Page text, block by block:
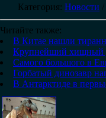
Категория: Новости /
Читайте также:
В Китае нашли
Крупнейший хищный
Самого большого в
Горбатый динозавр
В Антарктиде в